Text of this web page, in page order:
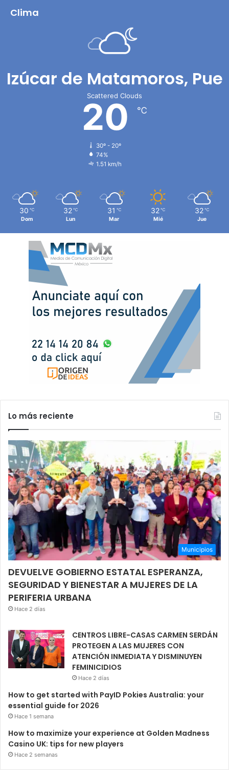
Clima
Izúcar de Matamoros, Pue
Scattered Clouds
20 ℃
30º - 20º
74%
1.51 km/h
30 ℃
Dom
32 ℃
Lun
31 ℃
Mar
32 ℃
Mié
32 ℃
Jue
Lo más reciente
Municipios
DEVUELVE GOBIERNO ESTATAL ESPERANZA,
SEGURIDAD Y BIENESTAR A MUJERES DE LA
PERIFERIA URBANA
Hace 2 días
CENTROS LIBRE-CASAS CARMEN SERDÁN
PROTEGEN A LAS MUJERES CON
ATENCIÓN INMEDIATA Y DISMINUYEN
FEMINICIDIOS
Hace 2 días
How to get started with PayID Pokies Australia: your
essential guide for 2026
Hace 1 semana
How to maximize your experience at Golden Madness
Casino UK: tips for new players
Hace 2 semanas